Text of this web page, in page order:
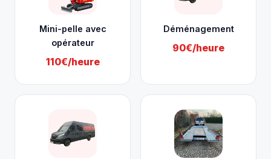
Mini-pelle avec
opérateur
110€/heure
Déménagement
90€/heure